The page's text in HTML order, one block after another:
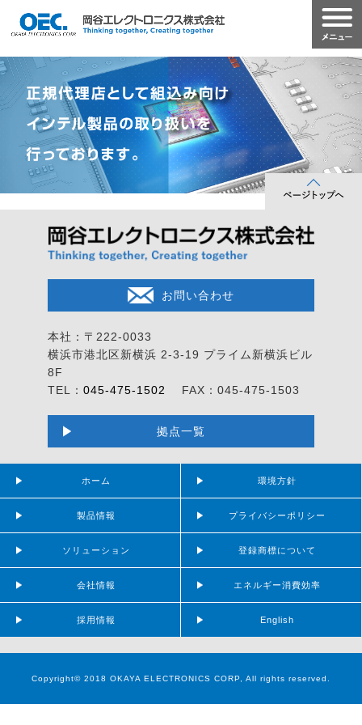
お問い合わせ
本社：〒222-0033
横浜市港北区新横浜 2-3-19 プライム新横浜ビル
8F
TEL： 045-475-1502 FAX：045-475-1503
拠点一覧
ホーム
製品情報
ソリューション
会社情報
採用情報
環境方針
プライバシーポリシー
登録商標について
エネルギー消費効率
English
Copyright© 2018 OKAYA ELECTRONICS CORP, All rights reserved.